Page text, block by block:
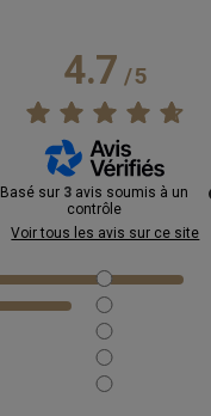
4.7/5
Basé sur 3 avis soumis à un
contrôle
Voir tous les avis sur ce site